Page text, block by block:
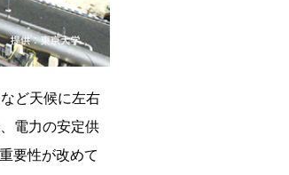
ど天候に左右
電力の安定供
要性が改めて